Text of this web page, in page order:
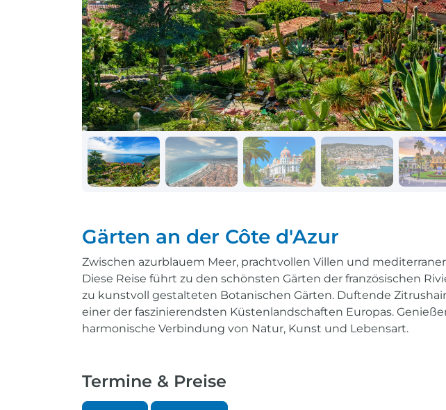
Reisen mit
Durchführungsgarantie
Letzte Plätze sichern
Reisekalender
Ihr perfekt geplantes Jahr
Reisen mit
Durchführungsgarantie
Letzte Plätze sichern
Reisekalender
Ihr perfekt geplantes Jahr
Landausflüge buchen
Gärten an der Côte d'Azur
Zwischen azurblauem Meer, prachtvollen Villen und
Diese Reise führt zu den schönsten Gärten der französischen
zu kunstvoll gestalteten Botanischen Gärten. Duftende
einer der faszinierendsten Küstenlandschaften Europas.
harmonische Verbindung von Natur, Kunst und Lebensart.
Termine & Preise